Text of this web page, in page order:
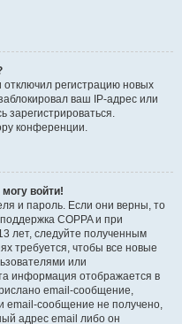
регистрацию новых
ваш IP-адрес или
зарегистрироваться.
конференции.
войти!
и пароль. Если они верны, то
COPPA и при
лет, следуйте полученным
требуется, чтобы все новые
или
информация отображается в
email-сообщение,
email-сообщение не получено,
адрес email либо он